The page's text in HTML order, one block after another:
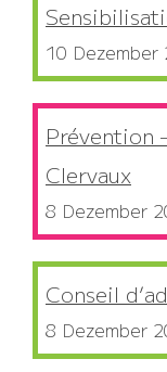
10 Dezember
Prévention
Clervaux
8 Dezember
Conseil
8 Dezember